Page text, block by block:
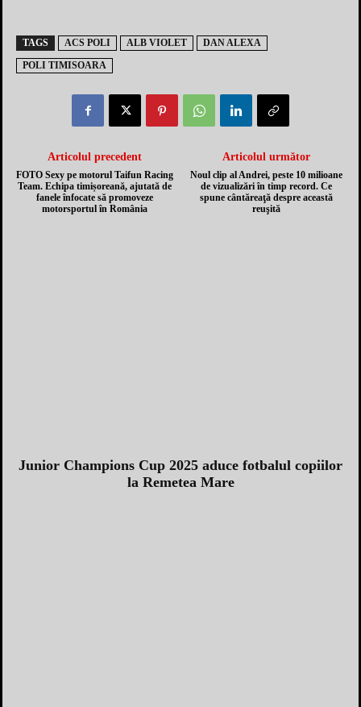
TAGS ACS POLI ALB VIOLET
DAN ALEXA
POLI TIMISOARA
Articolul precedent
FOTO Sexy pe motorul Taifun Racing
Team. Echipa timișoreană, ajutată de
fanele înfocate să promoveze
motorsportul în România
Articolul următor
Noul clip al Andrei, peste 10 milioane
de vizualizări în timp record. Ce
spune cântăreaţă despre această
reuşită
Junior Champions Cup 2025 aduce fotbalul copiilor
la Remetea Mare